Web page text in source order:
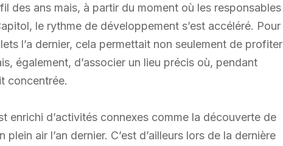
des ans mais, à partir du moment où les responsables
le rythme de développement s’est accéléré. Pour
l’a dernier, cela permettait non seulement de profiter
également, d’associer un lieu précis où, pendant
concentrée.
enrichi d’activités connexes comme la découverte de
air l’an dernier. C’est d’ailleurs lors de la dernière